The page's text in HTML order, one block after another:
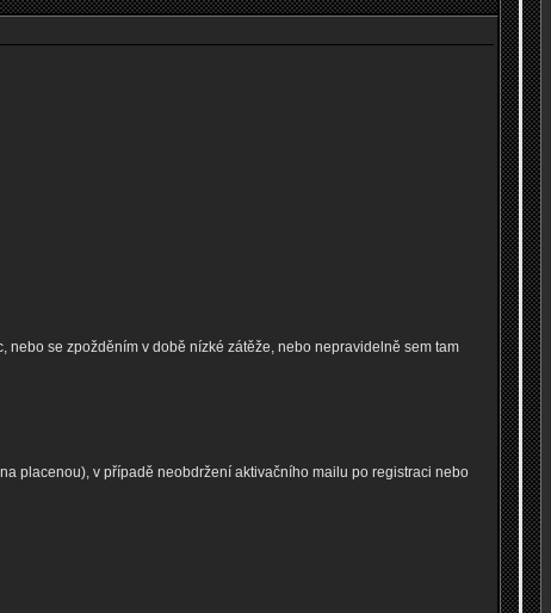
se zpožděním v době nízké zátěže, nebo nepravidelně sem tam
placenou), v případě neobdržení aktivačního mailu po registraci nebo